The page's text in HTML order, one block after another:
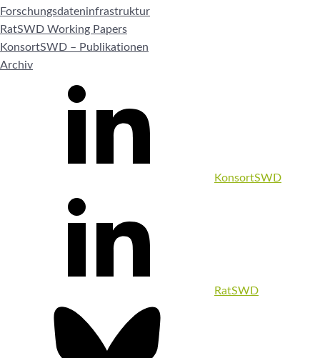
Forschungsdateninfrastruktur
RatSWD Working Papers
KonsortSWD – Publikationen
Archiv
KonsortSWD
RatSWD